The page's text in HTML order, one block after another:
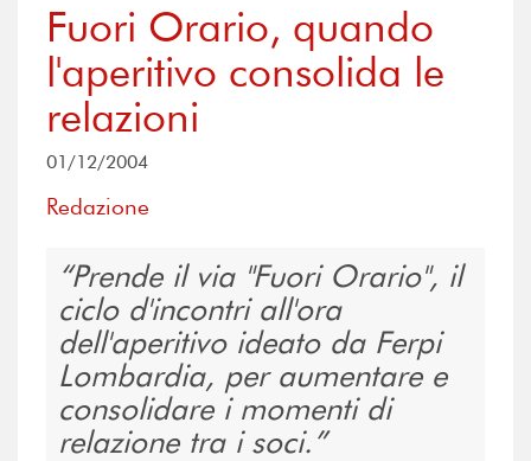
Fuori Orario, quando
l'aperitivo consolida le
relazioni
01/12/2004
Redazione
Prende il via "Fuori Orario", il
ciclo d'incontri all'ora
dell'aperitivo ideato da Ferpi
Lombardia, per aumentare e
consolidare i momenti di
relazione tra i soci.